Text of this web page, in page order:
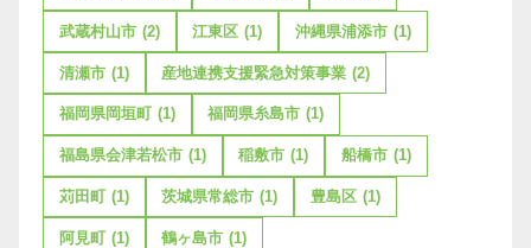
武蔵村山市 (2) 江東区 (1) 沖縄県浦添市 (1)
清瀬市 (1) 産地連携支援緊急対策事業 (2)
福岡県岡垣町 (1) 福岡県糸島市 (1)
福島県会津若松市 (1) 稲敷市 (1) 船橋市 (1)
苅田町 (1) 茨城県常総市 (1) 豊島区 (1)
阿見町 (1) 鶴ヶ島市 (1)